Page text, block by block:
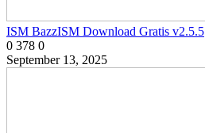
ISM BazzISM Download Gratis v2.5.5
0 378 0
September 13, 2025